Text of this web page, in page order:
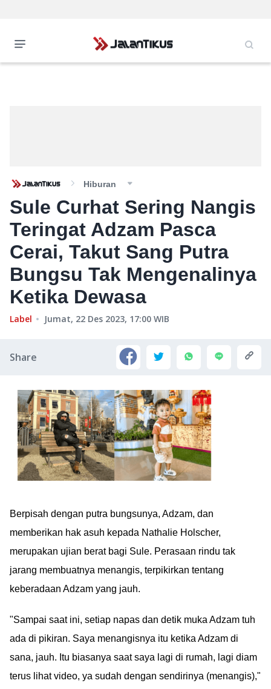
Hiburan
Sule Curhat Sering Nangis
Teringat Adzam Pasca
Cerai, Takut Sang Putra
Bungsu Tak Mengenalinya
Ketika Dewasa
Label Jumat, 22 Des 2023, 17:00 WIB
Share
Berpisah dengan putra bungsunya, Adzam, dan
memberikan hak asuh kepada Nathalie Holscher,
merupakan ujian berat bagi Sule. Perasaan rindu tak
jarang membuatnya menangis, terpikirkan tentang
keberadaan Adzam yang jauh.
"Sampai saat ini, setiap napas dan detik muka Adzam tuh
ada di pikiran. Saya menangisnya itu ketika Adzam di
sana, jauh. Itu biasanya saat saya lagi di rumah, lagi diam
terus lihat video, ya sudah dengan sendirinya (menangis),"